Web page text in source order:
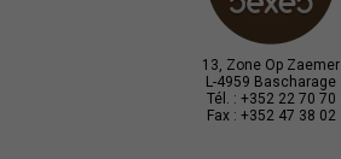
13, Zone Op Zaemer
L-4959 Bascharage
Tél. : +352 22 70 70
Fax : +352 47 38 02